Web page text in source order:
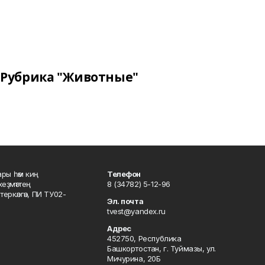
Рубрика "Животные"
һәм киң
ПИ ТУ02-
Телефон
8 (34782) 5-12-96
Эл. почта
tvest@yandex.ru
Адрес
452750, Республика
Башкортостан, г. Туймазы, ул.
Мичурина, 20Б